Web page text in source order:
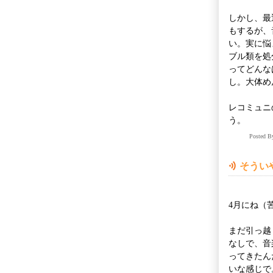
しかし、
もするが
い。実に
ブル類を
ってどん
し。大体
レコミュ
う。
Posted
そうい
4月にね（
まだ引っ
なしで、
ってきた
いな感じ